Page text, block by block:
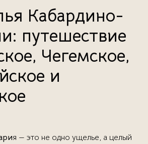
Кабардино-
путешествие
Чегемское,
и
я — это не одно ущелье, а целый